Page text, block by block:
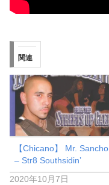
関連
【Chicano】 Mr. Sancho
– Str8 Southsidin’
2020年10月7日